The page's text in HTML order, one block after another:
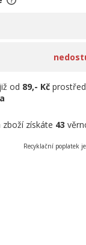
od 89,- Kč
zboží získáte 43
Recyklační poplatek